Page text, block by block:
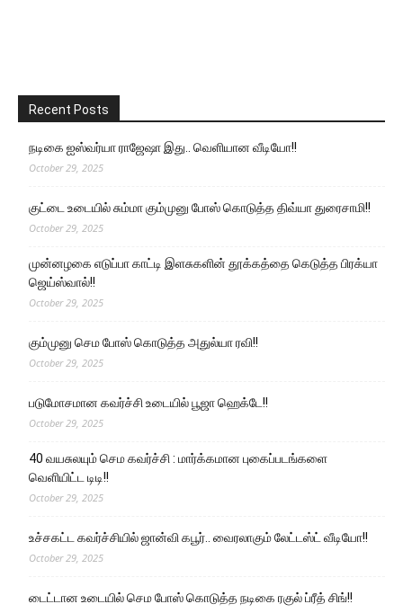
Recent Posts
நடிகை ஐஸ்வர்யா ராஜேஷா இது.. வெளியான வீடியோ!!
October 29, 2025
குட்டை உடையில் சும்மா கும்முனு போஸ் கொடுத்த திவ்யா துரைசாமி!!
October 29, 2025
முன்னழகை எடுப்பா காட்டி இளசுகளின் தூக்கத்தை கெடுத்த பிரக்யா
ஜெய்ஸ்வால்!!
October 29, 2025
கும்முனு செம போஸ் கொடுத்த அதுல்யா ரவி!!
October 29, 2025
படுமோசமான கவர்ச்சி உடையில் பூஜா ஹெக்டே!!
October 29, 2025
40 வயசுலயும் செம கவர்ச்சி : மார்க்கமான புகைப்படங்களை
வெளியிட்ட டிடி!!
October 29, 2025
உச்சகட்ட கவர்ச்சியில் ஜான்வி கபூர்.. வைரலாகும் லேட்டஸ்ட் வீடியோ!!
October 29, 2025
டைட்டான உடையில் செம போஸ் கொடுத்த நடிகை ரகுல் ப்ரீத் சிங்!!